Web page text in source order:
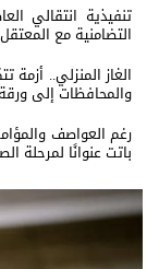
تنفيذية انتقالي
التضامنية مع
الغاز المنزلي..
والمحافظات إلى
رغم العواصف
باتت عنوانًا لمرحلة